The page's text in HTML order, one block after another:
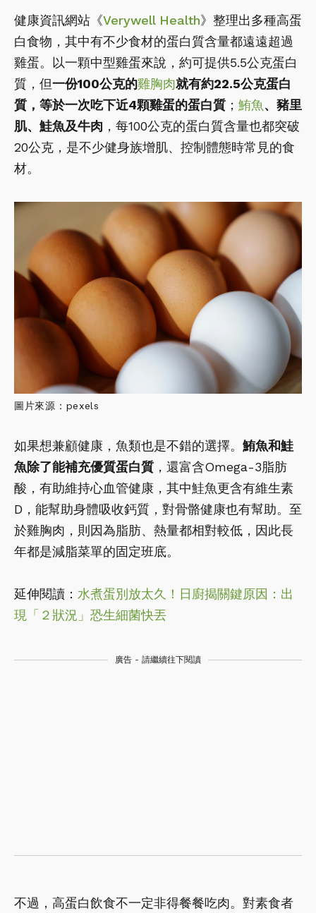
健康資訊網站《Verywell Health》整理出多種高蛋
白食物，其中有不少食材的蛋白質含量都遠遠超過
雞蛋。以一顆中型雞蛋來說，約可提供5.5公克蛋白
質，但一份100公克的雞胸肉就有約22.5公克蛋白
質，等於一次吃下近4顆雞蛋的蛋白質 ； 鮪魚、豬里
肌、鮭魚及牛肉 ，每100公克的蛋白質含量也都突破
20公克，是不少健身族增肌、控制體態時常見的食
材。
圖片來源：pexels
如果想兼顧健康，魚類也是不錯的選擇。 鮪魚和鮭
魚除了能補充優質蛋白質 ，還富含Omega-3脂肪
酸，有助維持心血管健康，其中鮭魚更含有維生素
D，能幫助身體吸收鈣質，對骨骼健康也有幫助。至
於雞胸肉，則因為脂肪、熱量都相對較低，因此長
年都是減脂菜單的固定班底。
延伸閱讀： 水煮蛋別放太久！日廚揭關鍵原因：出
現「２狀況」恐生細菌快丟
廣告 - 請繼續往下閱讀
不過，高蛋白飲食不一定非得餐餐吃肉。對素食者